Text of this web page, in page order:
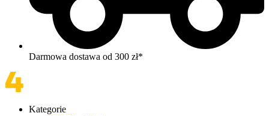
Darmowa dostawa od 300 zł*
Kategorie